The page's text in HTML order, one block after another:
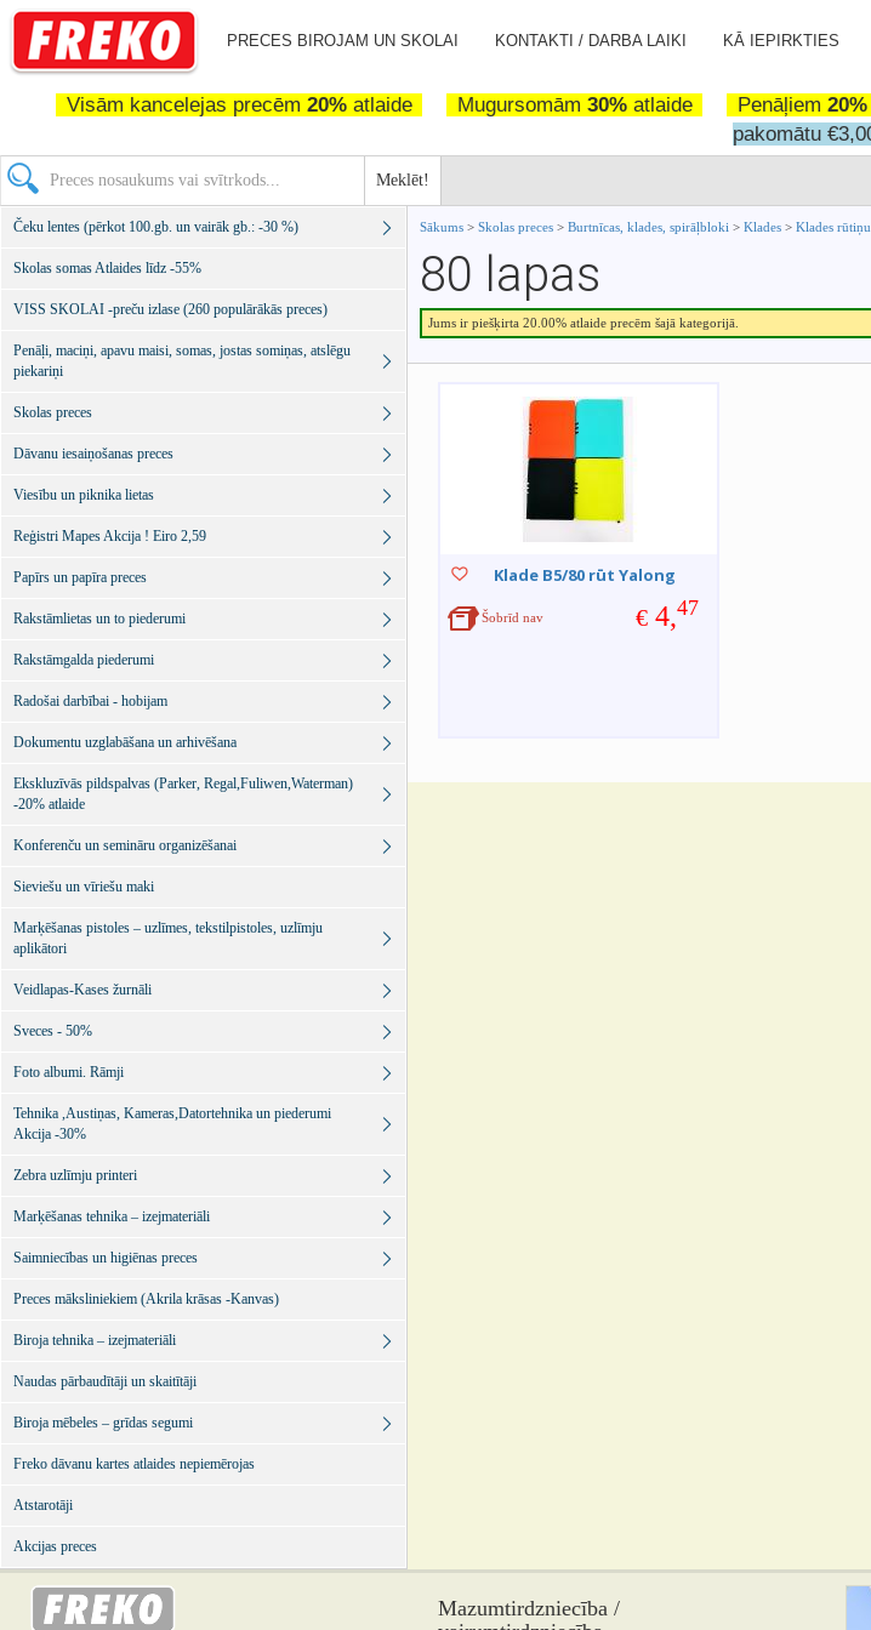
PRECES BIROJAM UN SKOLAI KONTAKTI / DARBA LAIKI KĀ IEPIRKTIES
Visām kancelejas precēm 20%atlaide Mugursomām 30%atlaide Penāļiem 20%
pakomātu
Meklēt!
Sākums > Skolas preces > Burtnīcas, klades, spirāļbloki > Klades > Klades
80 lapas
Jums ir piešķirta 20.00% atlaide precēm šajā kategorijā.
Klade B5/80 rūt Yalong
€ 4,47
Šobrīd nav
Čeku lentes (pērkot 100.gb. un vairāk gb.: -30 %)
Skolas somas Atlaides līdz -55%
VISS SKOLAI -preču izlase (260 populārākās preces)
Penāļi, maciņi, apavu maisi, somas, jostas somiņas, atslēgu
piekariņi
Skolas preces
Dāvanu iesaiņošanas preces
Viesību un piknika lietas
Reģistri Mapes Akcija ! Eiro 2,59
Papīrs un papīra preces
Rakstāmlietas un to piederumi
Rakstāmgalda piederumi
Radošai darbībai - hobijam
Dokumentu uzglabāšana un arhivēšana
Ekskluzīvās pildspalvas (Parker, Regal,Fuliwen,Waterman)
-20% atlaide
Konferenču un semināru organizēšanai
Sieviešu un vīriešu maki
Marķēšanas pistoles – uzlīmes, tekstilpistoles, uzlīmju
aplikātori
Veidlapas-Kases žurnāli
Sveces - 50%
Foto albumi. Rāmji
Tehnika ,Austiņas, Kameras,Datortehnika un piederumi
Akcija -30%
Zebra uzlīmju printeri
Marķēšanas tehnika – izejmateriāli
Saimniecības un higiēnas preces
Preces māksliniekiem (Akrila krāsas -Kanvas)
Biroja tehnika – izejmateriāli
Naudas pārbaudītāji un skaitītāji
Biroja mēbeles – grīdas segumi
Freko dāvanu kartes atlaides nepiemērojas
Atstarotāji
Akcijas preces
Mazumtirdzniecība /